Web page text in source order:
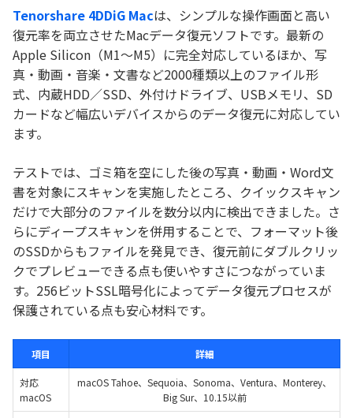
Tenorshare 4DDiG Macは、シンプルな操作画面と高い
復元率を両立させたMacデータ復元ソフトです。最新の
Apple Silicon（M1～M5）に完全対応しているほか、写
真・動画・音楽・文書など2000種類以上のファイル形
式、内蔵HDD／SSD、外付けドライブ、USBメモリ、SD
カードなど幅広いデバイスからのデータ復元に対応してい
ます。
テストでは、ゴミ箱を空にした後の写真・動画・Word文
書を対象にスキャンを実施したところ、クイックスキャン
だけで大部分のファイルを数分以内に検出できました。さ
らにディープスキャンを併用することで、フォーマット後
のSSDからもファイルを発見でき、復元前にダブルクリッ
クでプレビューできる点も使いやすさにつながっていま
す。256ビットSSL暗号化によってデータ復元プロセスが
保護されている点も安心材料です。
項目 詳細
対応
macOS
macOS Tahoe、Sequoia、Sonoma、Ventura、Monterey、
Big Sur、10.15以前